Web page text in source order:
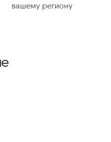
вашему региону